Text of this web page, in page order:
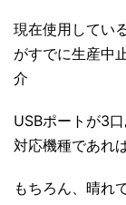
現在使用してい
がすでに生産中
介
USBポートが3
対応機種であれ
もちろん、晴れ